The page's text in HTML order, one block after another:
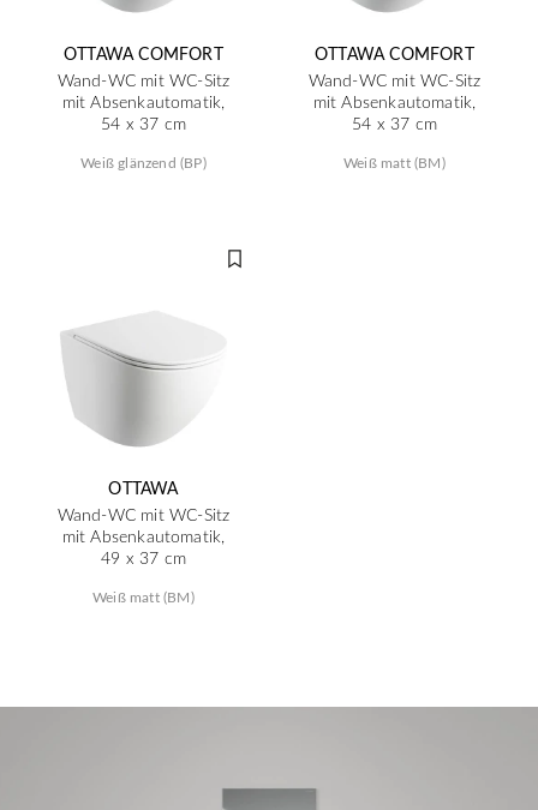
OTTAWA COMFORT
Wand-WC mit WC-Sitz
mit Absenkautomatik,
54 x 37 cm
Weiß glänzend (BP)
OTTAWA COMFORT
Wand-WC mit WC-Sitz
mit Absenkautomatik,
54 x 37 cm
Weiß matt (BM)
OTTAWA
Wand-WC mit WC-Sitz
mit Absenkautomatik,
49 x 37 cm
Weiß matt (BM)